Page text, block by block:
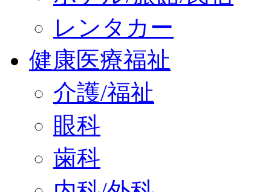
レンタカー
健康医療福祉
介護/福祉
眼科
歯科